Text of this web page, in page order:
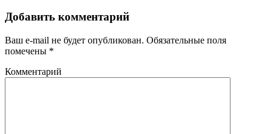
Добавить комментарий
Ваш e-mail не будет опубликован. Обязательные поля
помечены *
Комментарий